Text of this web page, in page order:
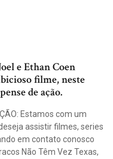
e Ethan Coen
filme, neste
de ação.
Estamos com um
assistir filmes, series
em contato conosco
Não Têm Vez Texas,